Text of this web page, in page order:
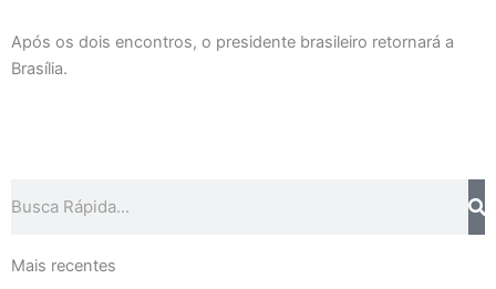
Após os dois encontros, o presidente brasileiro retornará a
Brasília.
Mais recentes